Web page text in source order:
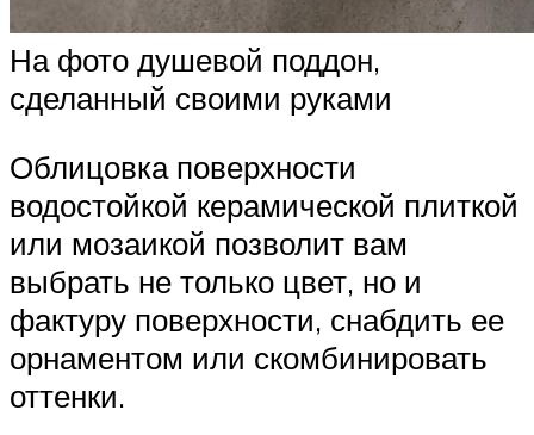
На фото душевой поддон,
сделанный своими руками
Облицовка поверхности
водостойкой керамической плиткой
или мозаикой позволит вам
выбрать не только цвет, но и
фактуру поверхности, снабдить ее
орнаментом или скомбинировать
оттенки.